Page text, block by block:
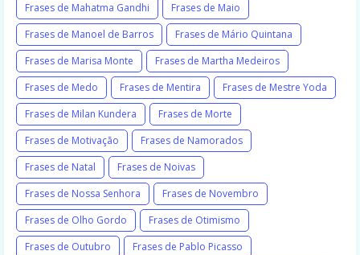
Frases de Mahatma Gandhi
Frases de Maio
Frases de Manoel de Barros
Frases de Mário Quintana
Frases de Marisa Monte
Frases de Martha Medeiros
Frases de Medo
Frases de Mentira
Frases de Mestre Yoda
Frases de Milan Kundera
Frases de Morte
Frases de Motivação
Frases de Namorados
Frases de Natal
Frases de Noivas
Frases de Nossa Senhora
Frases de Novembro
Frases de Olho Gordo
Frases de Otimismo
Frases de Outubro
Frases de Pablo Picasso